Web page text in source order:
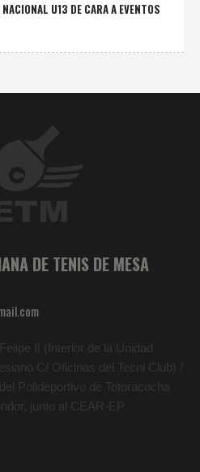
U13 DE CARA A EVENTOS
DE TENIS DE MESA
II (Interior de la Unidad
C/ Oficinas del Tecni Club) /
Polideportivo de Totoracocha
junto al CEAR-EP